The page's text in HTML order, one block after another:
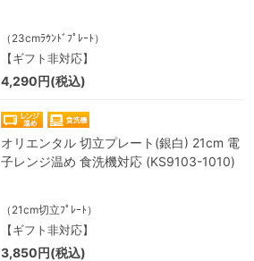
（23cmﾗｳﾝﾄﾞﾌﾟﾚｰﾄ）
【ギフト非対応】
4,290円(税込)
オリエンタル 切立プレート(銀白) 21cm 電
子レンジ温め 食洗機対応 (KS9103-1010)
（21cm切立ﾌﾟﾚｰﾄ）
【ギフト非対応】
3,850円(税込)